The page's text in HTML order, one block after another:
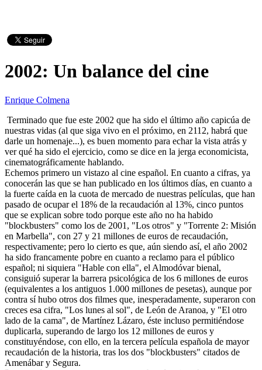
2002: Un balance del cine
Enrique Colmena
Terminado que fue este 2002 que ha sido el último año capicúa de
nuestras vidas (al que siga vivo en el próximo, en 2112, habrá que
darle un homenaje...), es buen momento para echar la vista atrás y
ver qué ha sido el ejercicio, como se dice en la jerga economicista,
cinematográficamente hablando.
Echemos primero un vistazo al cine español. En cuanto a cifras, ya
conocerán las que se han publicado en los últimos días, en cuanto a
la fuerte caída en la cuota de mercado de nuestras películas, que han
pasado de ocupar el 18% de la recaudación al 13%, cinco puntos
que se explican sobre todo porque este año no ha habido
"blockbusters" como los de 2001, "Los otros" y "Torrente 2: Misión
en Marbella", con 27 y 21 millones de euros de recaudación,
respectivamente; pero lo cierto es que, aún siendo así, el año 2002
ha sido francamente pobre en cuanto a reclamo para el público
español; ni siquiera "Hable con ella", el Almodóvar bienal,
consiguió superar la barrera psicológica de los 6 millones de euros
(equivalentes a los antiguos 1.000 millones de pesetas), aunque por
contra sí hubo otros dos filmes que, inesperadamente, superaron con
creces esa cifra, "Los lunes al sol", de León de Aranoa, y "El otro
lado de la cama", de Martínez Lázaro, éste incluso permitiéndose
duplicarla, superando de largo los 12 millones de euros y
constituyéndose, con ello, en la tercera película española de mayor
recaudación de la historia, tras los dos "blockbusters" citados de
Amenábar y Segura.